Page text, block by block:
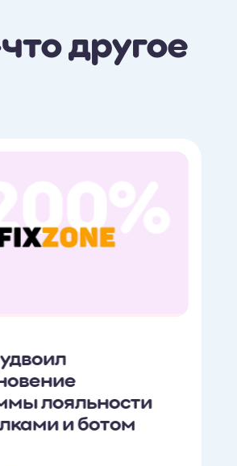
другое
лояльности
и ботом